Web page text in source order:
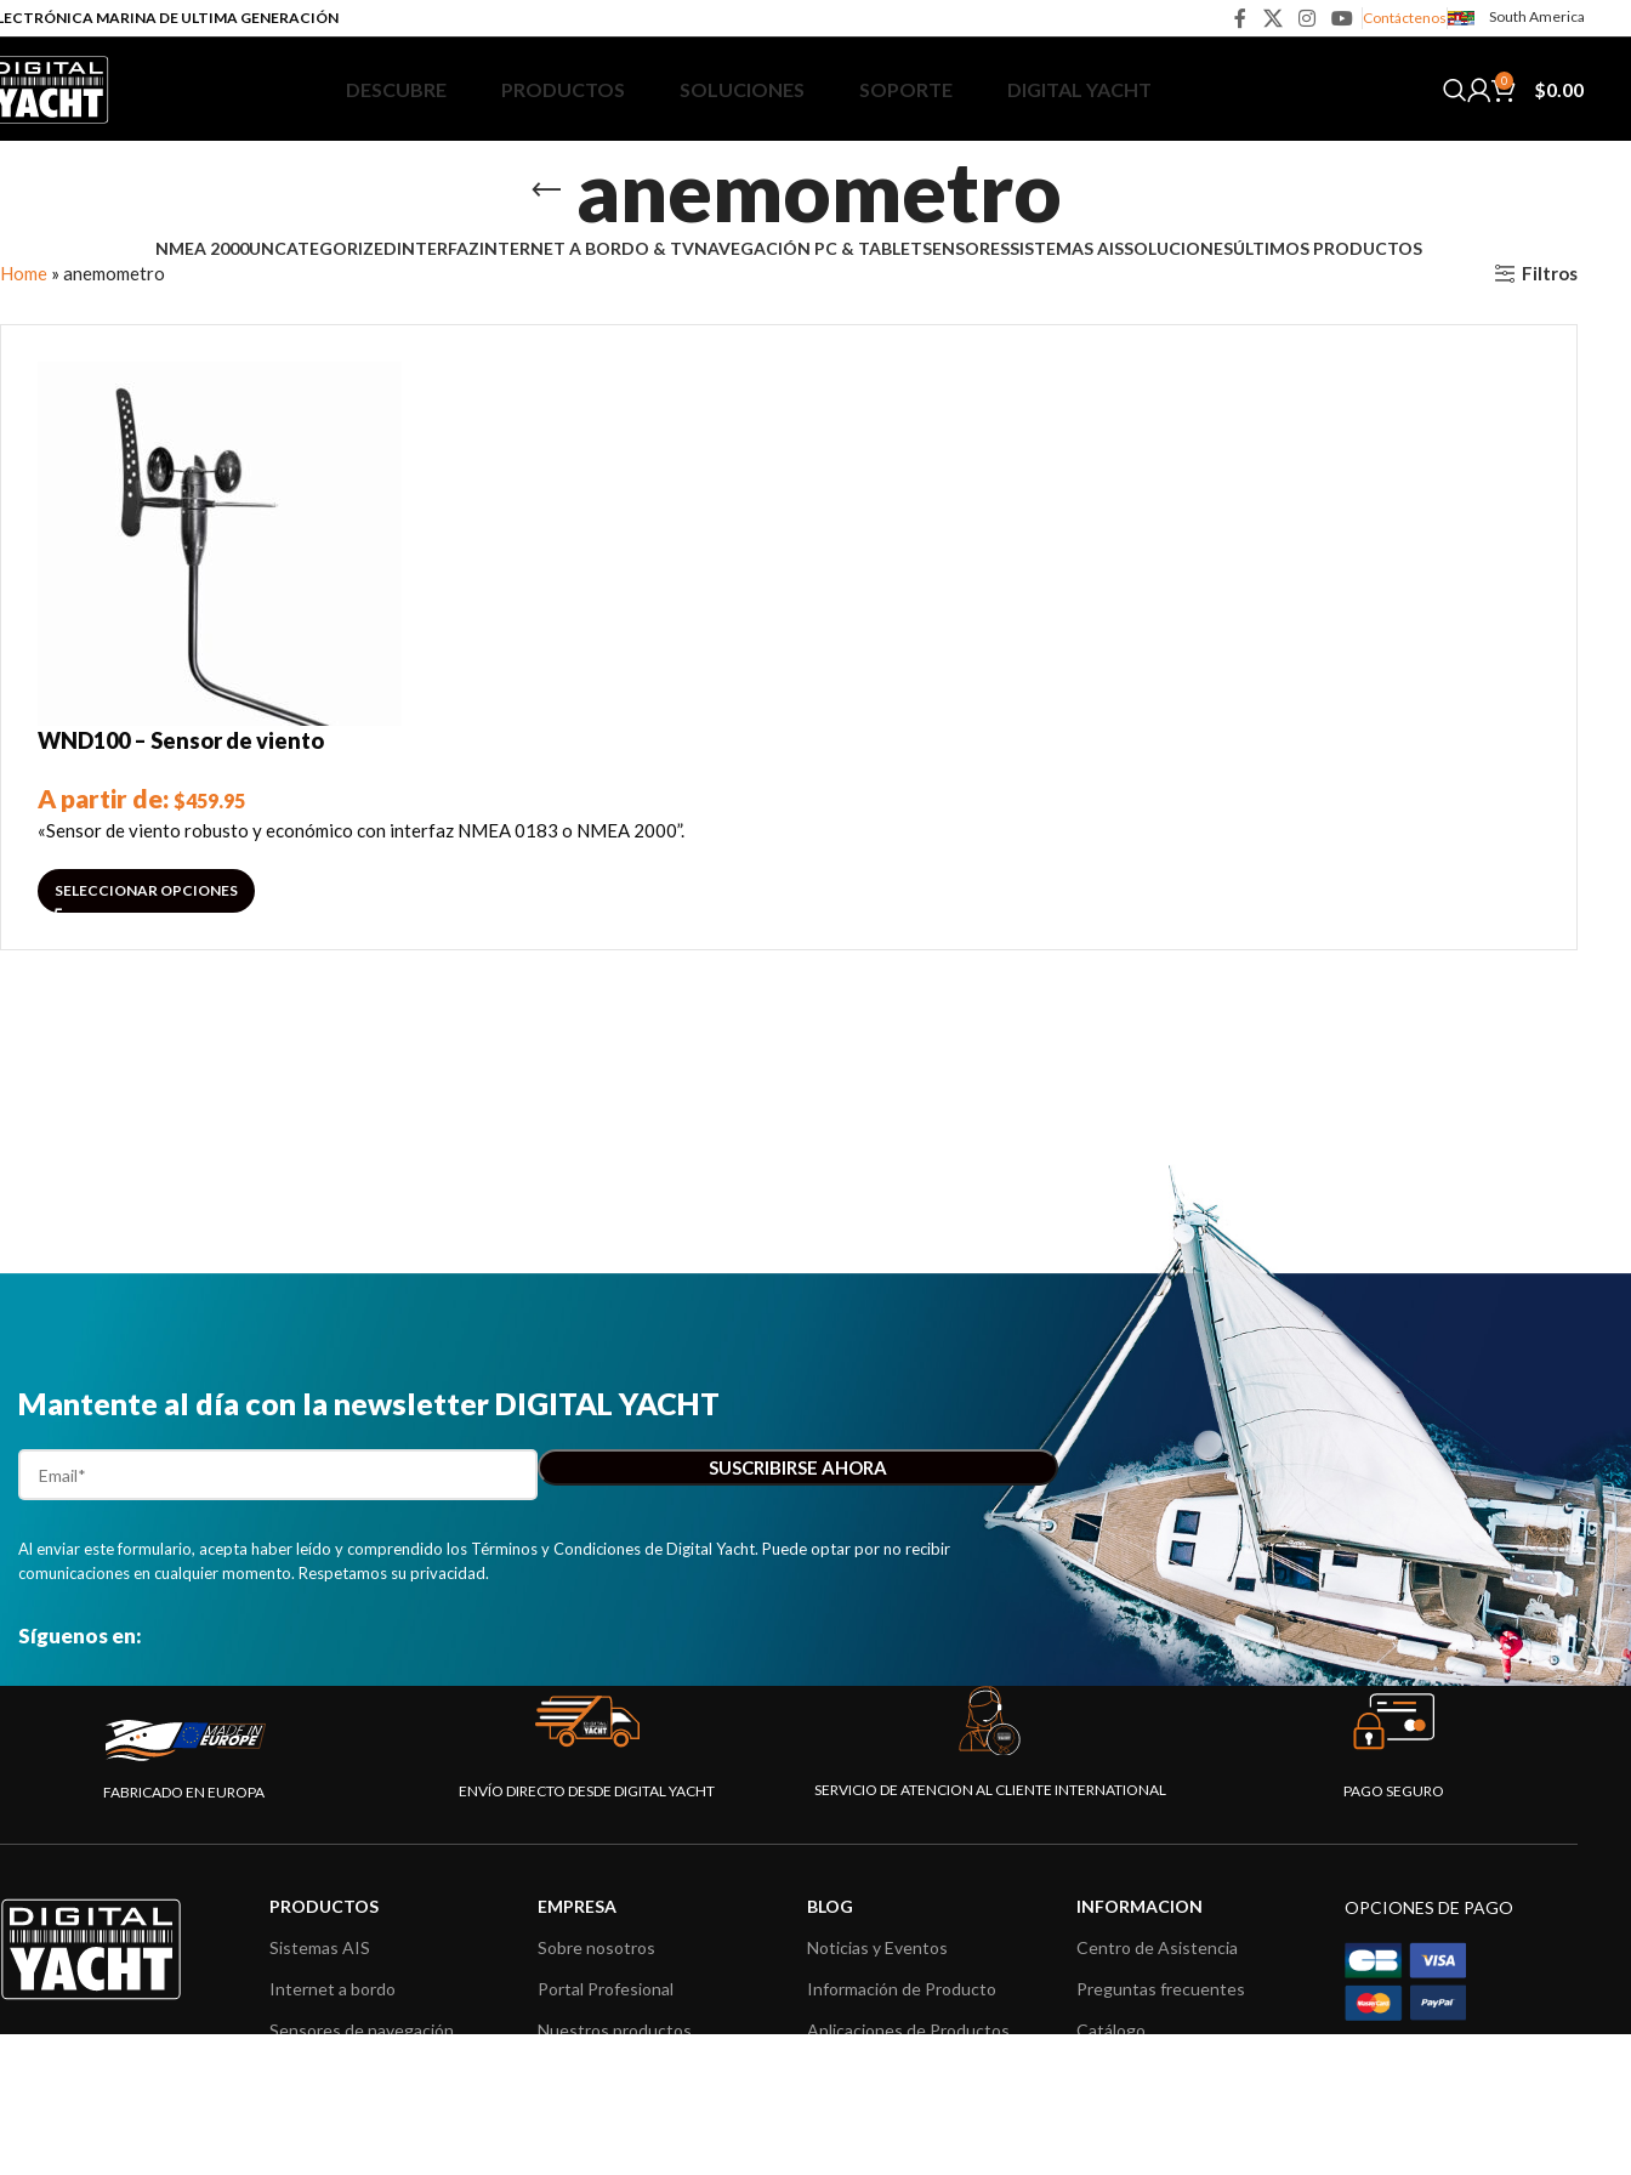
MARINA DE ULTIMA GENERACIÓN Contáctenos South America
DESCUBRE PRODUCTOS SOLUCIONES SOPORTE DIGITAL YACHT 0 $0.00
anemometro
NMEA 2000UNCATEGORIZEDINTERFAZINTERNET A BORDO & TVNAVEGACIÓN PC & TABLETSENSORESSISTEMAS AISSOLUCIONESÚLTIMOS PRODUCTOS
Home » anemometro Filtros
WND100 – Sensor de viento
A partir de: $459.95
«Sensor de viento robusto y económico con interfaz NMEA 0183 o NMEA 2000”.
SELECCIONAR OPCIONES
Mantente al día con la newsletter DIGITAL YACHT
Al enviar este formulario, acepta haber leído y comprendido los Términos y Condiciones de Digital Yacht. Puede optar por no recibir
comunicaciones en cualquier momento. Respetamos su privacidad.
Síguenos en:
FABRICADO EN EUROPA ENVÍO DIRECTO DESDE DIGITAL YACHT SERVICIO DE ATENCION AL CLIENTE INTERNATIONAL PAGO SEGURO
PRODUCTOS
Sistemas AIS
Internet a bordo
Sensores de navegación
EMPRESA
Sobre nosotros
Portal Profesional
Nuestros productos
BLOG
Noticias y Eventos
Información de Producto
Aplicaciones de Productos
INFORMACION
Centro de Asistencia
Preguntas frecuentes
Catálogo
OPCIONES DE PAGO